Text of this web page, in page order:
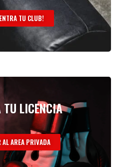
TU CLUB!
LICENCIA
AL AREA PRIVADA